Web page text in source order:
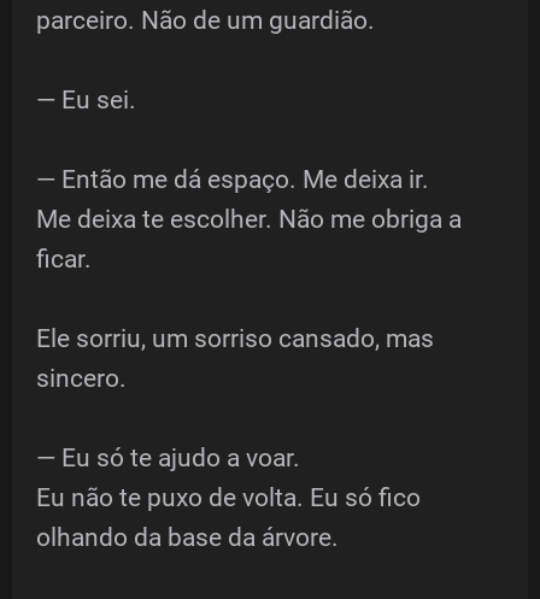
parceiro. Não de um guardião.
— Eu sei.
— Então me dá espaço. Me deixa ir.
Me deixa te escolher. Não me obriga a
ficar.
Ele sorriu, um sorriso cansado, mas
sincero.
— Eu só te ajudo a voar.
Eu não te puxo de volta. Eu só fico
olhando da base da árvore.